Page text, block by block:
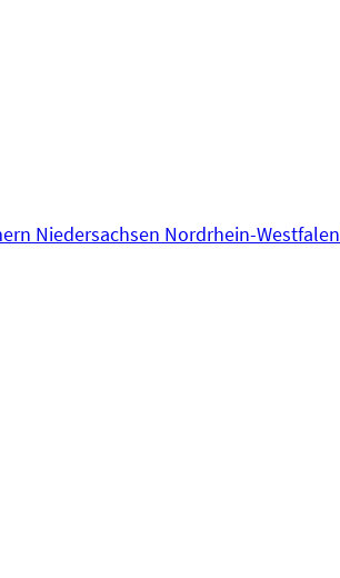
Niedersachsen Nordrhein-Westfalen